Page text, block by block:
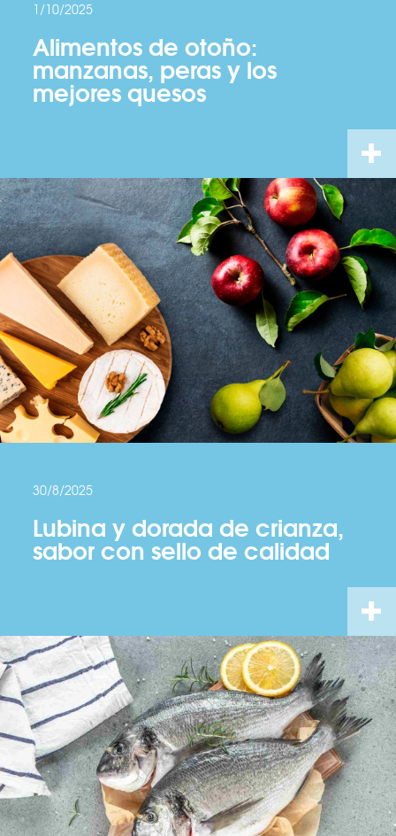
1/10/2025
Alimentos de otoño:
manzanas, peras y los
mejores quesos
30/8/2025
Lubina y dorada de crianza,
sabor con sello de calidad